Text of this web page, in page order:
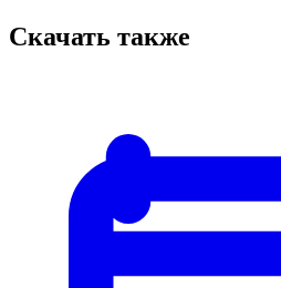
Скачать также